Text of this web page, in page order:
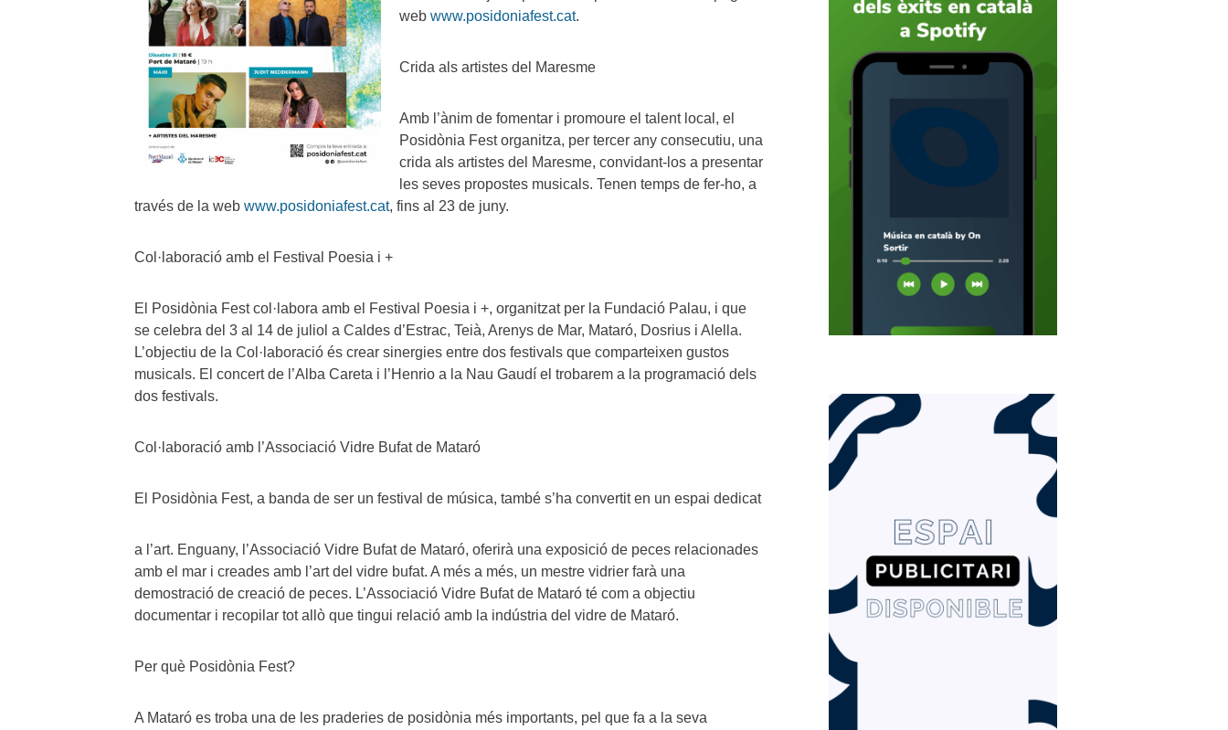
web www.posidoniafest.cat.
Crida als artistes del Maresme
Amb l’ànim de fomentar i promoure el talent local, el
Posidònia Fest organitza, per tercer any consecutiu, una
crida als artistes del Maresme, convidant-los a presentar
les seves propostes musicals. Tenen temps de fer-ho, a
través de la web www.posidoniafest.cat, fins al 23 de juny.
Col·laboració amb el Festival Poesia i +
El Posidònia Fest col·labora amb el Festival Poesia i +, organitzat per la Fundació Palau, i que
se celebra del 3 al 14 de juliol a Caldes d’Estrac, Teià, Arenys de Mar, Mataró, Dosrius i Alella.
L’objectiu de la Col·laboració és crear sinergies entre dos festivals que comparteixen gustos
musicals. El concert de l’Alba Careta i l’Henrio a la Nau Gaudí el trobarem a la programació dels
dos festivals.
Col·laboració amb l’Associació Vidre Bufat de Mataró
El Posidònia Fest, a banda de ser un festival de música, també s’ha convertit en un espai dedicat
a l’art. Enguany, l’Associació Vidre Bufat de Mataró, oferirà una exposició de peces relacionades
amb el mar i creades amb l’art del vidre bufat. A més a més, un mestre vidrier farà una
demostració de creació de peces. L’Associació Vidre Bufat de Mataró té com a objectiu
documentar i recopilar tot allò que tingui relació amb la indústria del vidre de Mataró.
Per què Posidònia Fest?
A Mataró es troba una de les praderies de posidònia més importants, pel que fa a la seva